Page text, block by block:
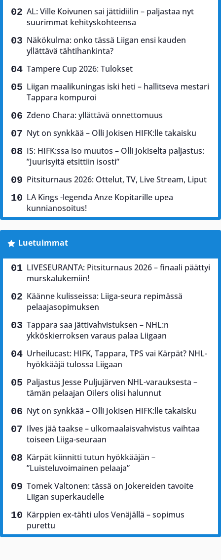
AL: Ville Koivunen sai jättidiilin – paljastaa nyt
suurimmat kehityskohteensa
Näkökulma: onko tässä Liigan ensi kauden
yllättävä tähtihankinta?
Tampere Cup 2026: Tulokset
Liigan maalikuningas iski heti – hallitseva mestari
Tappara kompuroi
Zdeno Chara: yllättävä onnettomuus
Nyt on synkkää – Olli Jokisen HIFK:lle takaisku
IS: HIFK:ssa iso muutos – Olli Jokiselta paljastus:
”Juurisyitä etsittiin isosti”
Pitsiturnaus 2026: Ottelut, TV, Live Stream, Liput
LA Kings -legenda Anze Kopitarille upea
kunnianosoitus!
Luetuimmat
LIVESEURANTA: Pitsiturnaus 2026 – finaali päättyi
murskalukemiin!
Käänne kulisseissa: Liiga-seura repimässä
pelaajasopimuksen
Tappara saa jättivahvistuksen – NHL:n
ykköskierroksen varaus palaa Liigaan
Urheilucast: HIFK, Tappara, TPS vai Kärpät? NHL-
hyökkääjä tulossa Liigaan
Paljastus Jesse Puljujärven NHL-varauksesta –
tämän pelaajan Oilers olisi halunnut
Nyt on synkkää – Olli Jokisen HIFK:lle takaisku
Ilves jää taakse – ulkomaalaisvahvistus vaihtaa
toiseen Liiga-seuraan
Kärpät kiinnitti tutun hyökkääjän –
”Luisteluvoimainen pelaaja”
Tomek Valtonen: tässä on Jokereiden tavoite
Liigan superkaudelle
Kärppien ex-tähti ulos Venäjällä – sopimus
purettu